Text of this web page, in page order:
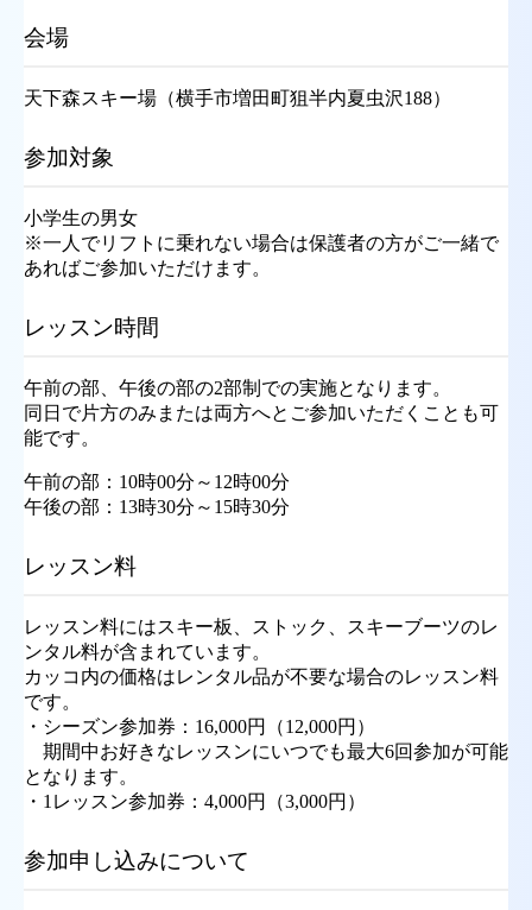
会場
天下森スキー場（横手市増田町狙半内夏虫沢188）
参加対象
小学生の男女
※一人でリフトに乗れない場合は保護者の方がご一緒で
あればご参加いただけます。
レッスン時間
午前の部、午後の部の2部制での実施となります。
同日で片方のみまたは両方へとご参加いただくことも可
能です。
午前の部：10時00分～12時00分
午後の部：13時30分～15時30分
レッスン料
レッスン料にはスキー板、ストック、スキーブーツのレ
ンタル料が含まれています。
カッコ内の価格はレンタル品が不要な場合のレッスン料
です。
・シーズン参加券：16,000円（12,000円）
期間中お好きなレッスンにいつでも最大6回参加が可能
となります。
・1レッスン参加券：4,000円（3,000円）
参加申し込みについて